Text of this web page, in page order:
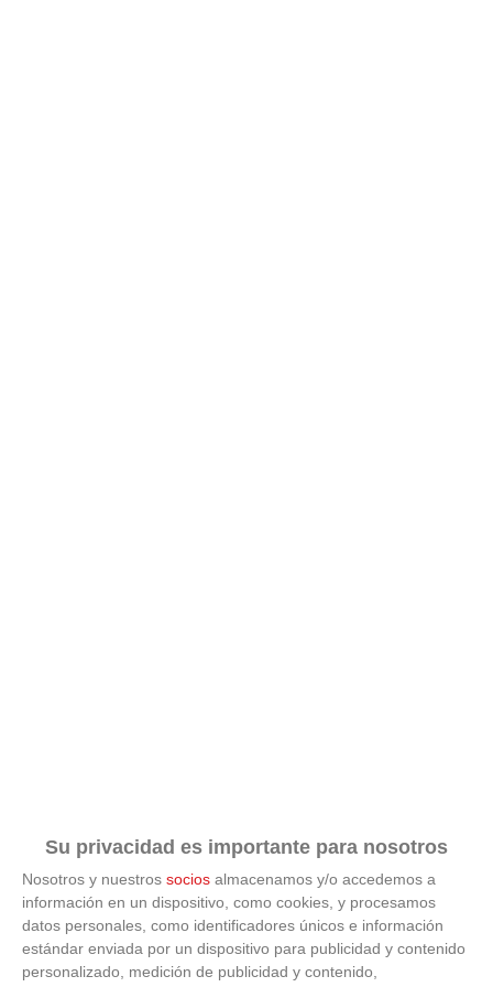
Su privacidad es importante para nosotros
Nosotros y nuestros socios almacenamos y/o accedemos a
información en un dispositivo, como cookies, y procesamos
datos personales, como identificadores únicos e información
estándar enviada por un dispositivo para publicidad y contenido
personalizado, medición de publicidad y contenido,